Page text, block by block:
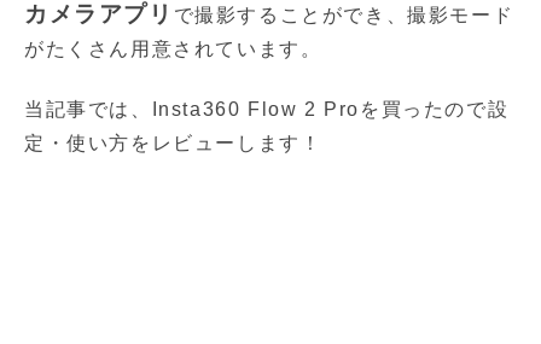
カメラアプリ で撮影することができ、撮影モード
がたくさん用意されています。
当記事では、Insta360 Flow 2 Proを買ったので設
定・使い方をレビューします！